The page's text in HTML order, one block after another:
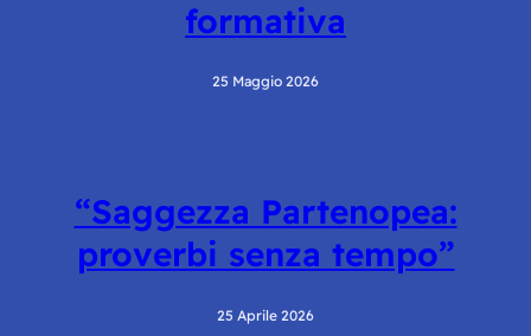
formativa
25 Maggio 2026
“Saggezza Partenopea:
proverbi senza tempo”
25 Aprile 2026